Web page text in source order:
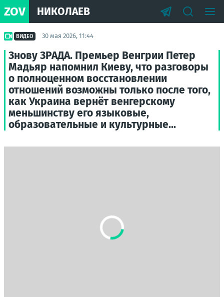
ZOV НИКОЛАЕВ
ВИДЕО 30 мая 2026, 11:44
Знову ЗРАДА. Премьер Венгрии Петер
Мадьяр напомнил Киеву, что разговоры
о полноценном восстановлении
отношений возможны только после того,
как Украина вернёт венгерскому
меньшинству его языковые,
образовательные и культурные...